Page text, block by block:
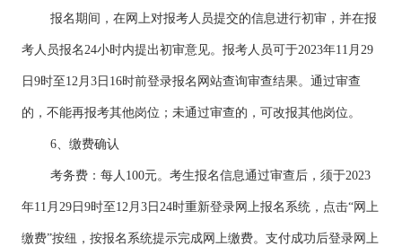
报名期间，在网上对报考人员提交的信息进行初审，并在报
考人员报名24小时内提出初审意见。报考人员可于2023年11月29
日9时至12月3日16时前登录报名网站查询审查结果。通过审查
的，不能再报考其他岗位；未通过审查的，可改报其他岗位。
6、缴费确认
考务费：每人100元。考生报名信息通过审查后，须于2023
年11月29日9时至12月3日24时重新登录网上报名系统，点击“网上
缴费”按纽，按报名系统提示完成网上缴费。支付成功后登录网上